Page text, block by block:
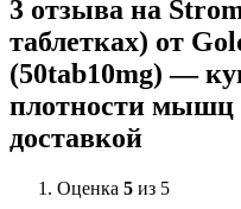
3 отзыва на
таблетках) от
(50tab10mg) —
плотности мышц
доставкой
Оценка 5 из 5